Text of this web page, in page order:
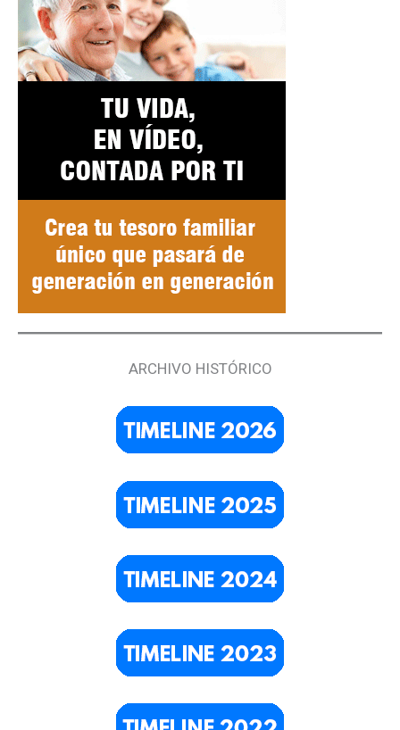
ARCHIVO HISTÓRICO